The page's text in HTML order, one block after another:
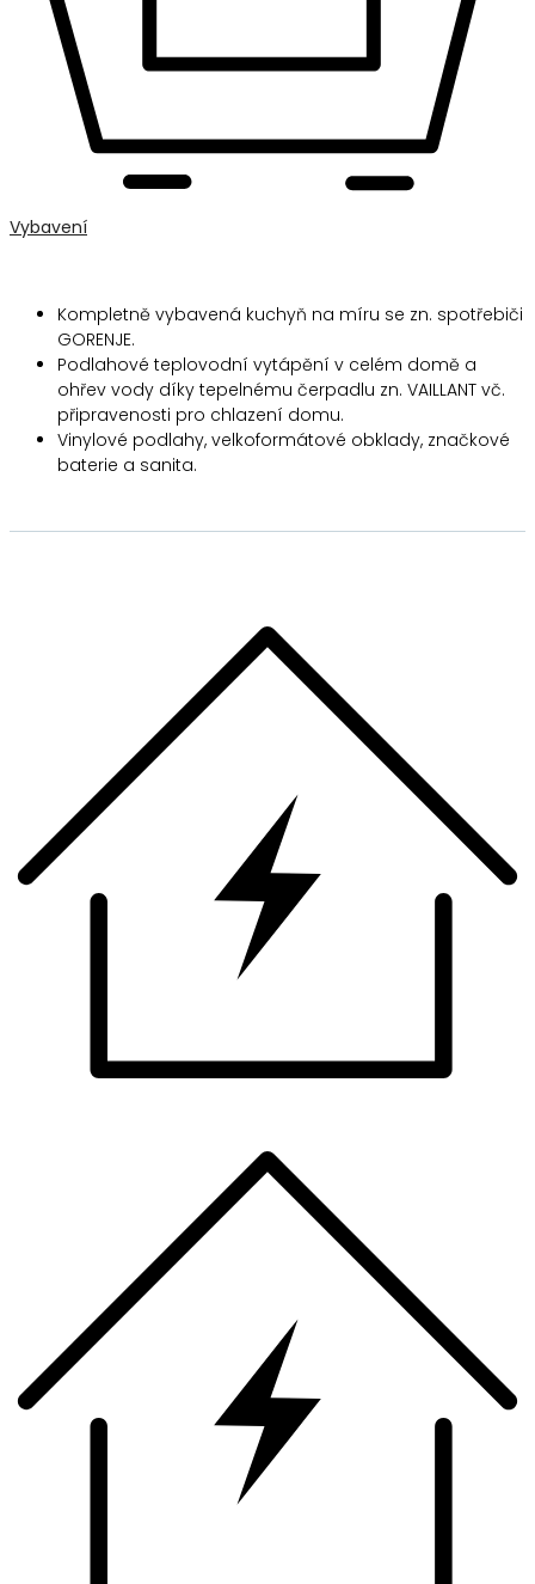
Vybavení
Kompletně vybavená kuchyň na míru se zn. spotřebiči
GORENJE.
Podlahové teplovodní vytápění v celém domě a
ohřev vody díky tepelnému čerpadlu zn. VAILLANT vč.
připravenosti pro chlazení domu.
Vinylové podlahy, velkoformátové obklady, značkové
baterie a sanita.